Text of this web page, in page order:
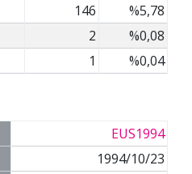
146
%5,78
2
%0,08
1 %0,04
EUS1994
1994/10/23